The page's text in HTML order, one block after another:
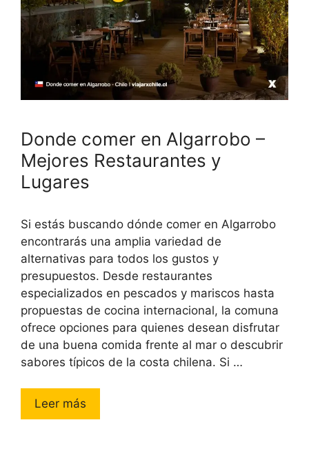
Donde comer en Algarrobo –
Mejores Restaurantes y
Lugares
Si estás buscando dónde comer en Algarrobo
encontrarás una amplia variedad de
alternativas para todos los gustos y
presupuestos. Desde restaurantes
especializados en pescados y mariscos hasta
propuestas de cocina internacional, la comuna
ofrece opciones para quienes desean disfrutar
de una buena comida frente al mar o descubrir
sabores típicos de la costa chilena. Si …
Leer más